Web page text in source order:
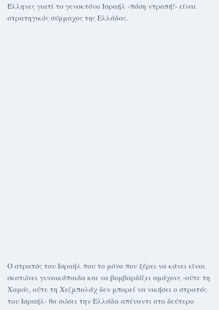
Έλληνες γιατί το γενοκτόνο Ισραήλ -πόση ντροπή!- είναι
στρατηγικός σύμμαχος της Ελλάδας.
Ο στρατός του Ισραήλ που το μόνο που ξέρει να κάνει είναι
σκοτώνει γυναικόπαιδα και να βομβαρδίζει αμάχους -ούτε τη
Χαμάς, ούτε τη Χεζμπολάχ δεν μπορεί να νικήσει ο στρατός
του Ισραήλ- θα σώσει την Ελλάδα απέναντι στο δεύτερο